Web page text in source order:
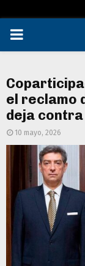
PRIMARY
el reclamo
deja
10 mayo, 2026